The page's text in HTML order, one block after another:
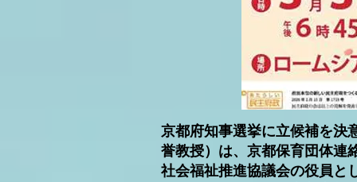
京都府知事選挙に立候補を決
誉教授）は、京都保育団体連
社会福祉推進協議会の役員と